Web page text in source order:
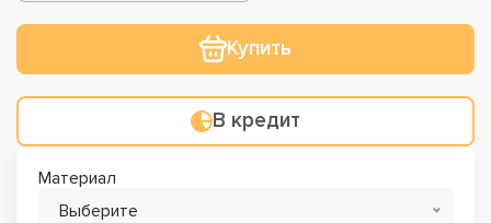
Купить
В кредит
Материал
Выберите